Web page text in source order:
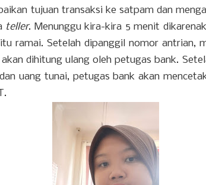
tujuan transaksi ke satpam dan
teller. Menunggu kira-kira 5 menit
ramai. Setelah dipanggil nomor antrian,
dihitung ulang oleh petugas bank.
uang tunai, petugas bank akan